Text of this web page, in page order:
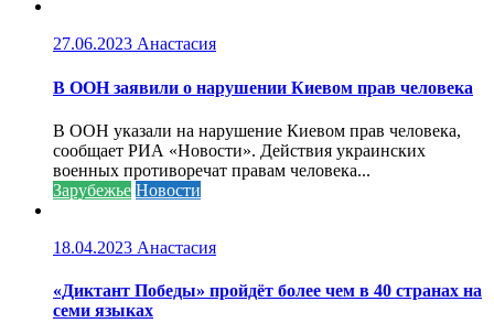
27.06.2023 Анастасия
В ООН заявили о нарушении Киевом прав человека
В ООН указали на нарушение Киевом прав человека,
сообщает РИА «Новости». Действия украинских
военных противоречат правам человека...
Зарубежье Новости
18.04.2023 Анастасия
«Диктант Победы» пройдёт более чем в 40 странах на
семи языках